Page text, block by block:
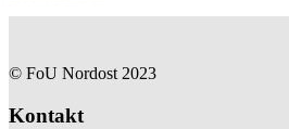
© FoU Nordost 2023
Kontakt